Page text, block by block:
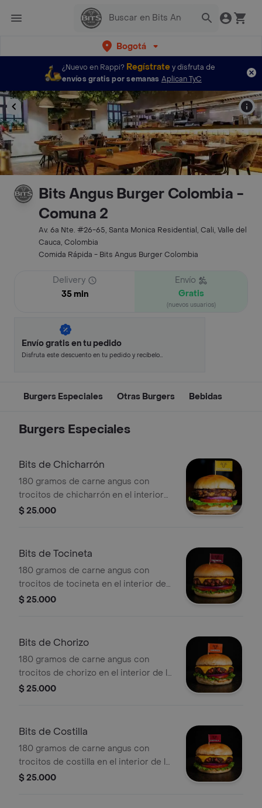
Bogotá
¿Nuevo en Rappi? Regístratey disfruta de
envíos gratis por semanas Aplican TyC
Bits Angus Burger Colombia -
Comuna 2
Av. 6a Nte. #26-65, Santa Monica Residential, Cali, Valle del
Cauca, Colombia
Comida Rápida - Bits Angus Burger Colombia
Delivery
35 min
Envío
Gratis
(nuevos usuarios)
Envío gratis en tu pedido
Disfruta este descuento en tu pedido y recíbelo
Burgers Especiales Otras Burgers Bebidas
Burgers Especiales
Bits de Chicharrón
180 gramos de carne angus con
trocitos de chicharrón en el interior
de la carne, viene con lechuga,
$ 25.000
Bits de Tocineta
180 gramos de carne angus con
trocitos de tocineta en el interior de
la carne, viene con lechuga, tomate,
$ 25.000
Bits de Chorizo
180 gramos de carne angus con
trocitos de chorizo en el interior de la
carne, viene con lechuga, tomate,
$ 25.000
Bits de Costilla
180 gramos de carne angus con
trocitos de costilla en el interior de la
carne, viene con lechuga, tomate,
$ 25.000